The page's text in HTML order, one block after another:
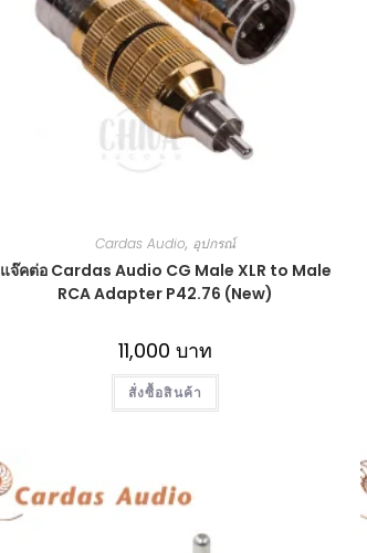
Cardas Audio, อุปกรณ์
แจ๊คต่อ Cardas Audio CG Male XLR to Male
RCA Adapter P42.76 (New)
11,000 บาท
สั่งซื้อสินค้า